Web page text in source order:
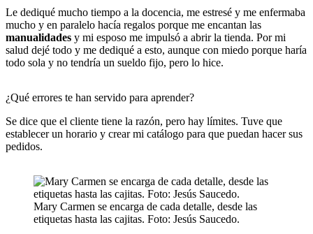
Le dediqué mucho tiempo a la docencia, me estresé y me enfermaba
mucho y en paralelo hacía regalos porque me encantan las
manualidades y mi esposo me impulsó a abrir la tienda. Por mi
salud dejé todo y me dediqué a esto, aunque con miedo porque haría
todo sola y no tendría un sueldo fijo, pero lo hice.
¿Qué errores te han servido para aprender?
Se dice que el cliente tiene la razón, pero hay límites. Tuve que
establecer un horario y crear mi catálogo para que puedan hacer sus
pedidos.
Mary Carmen se encarga de cada detalle, desde las
etiquetas hasta las cajitas. Foto: Jesús Saucedo.